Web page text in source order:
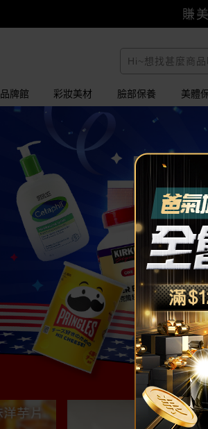
賺
小三美日
品牌館 彩妝美材 臉部保養 美體